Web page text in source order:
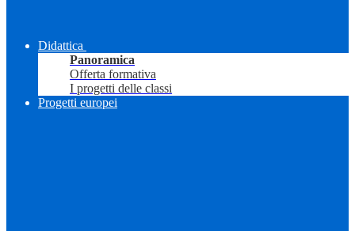
Didattica
Panoramica
Offerta formativa
I progetti delle classi
Progetti europei